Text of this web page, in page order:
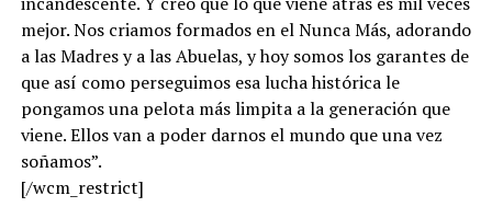
mejor. Nos criamos formados en el Nunca Más, adorando
a las Madres y a las Abuelas, y hoy somos los garantes de
que así como perseguimos esa lucha histórica le
pongamos una pelota más limpita a la generación que
viene. Ellos van a poder darnos el mundo que una vez
soñamos”.
[/wcm_restrict]